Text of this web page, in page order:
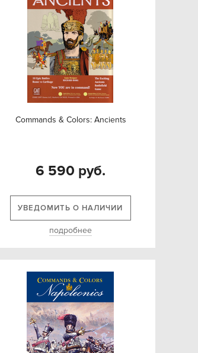
Commands & Colors: Ancients
6 590 руб.
УВЕДОМИТЬ О НАЛИЧИИ
подробнее